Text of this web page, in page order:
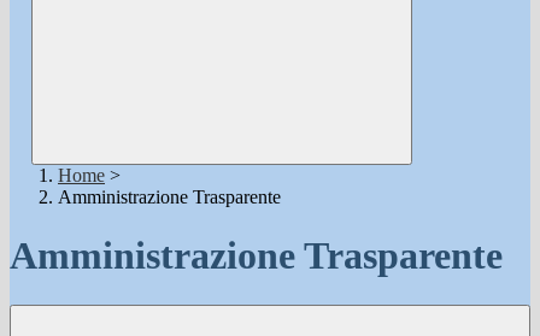
Home >
Amministrazione Trasparente
Amministrazione Trasparente